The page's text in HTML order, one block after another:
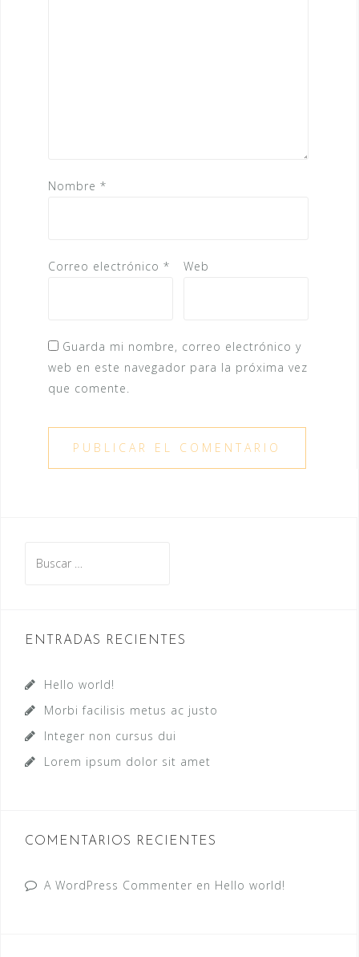
Nombre *
Correo electrónico * Web
Guarda mi nombre, correo electrónico y
web en este navegador para la próxima vez
que comente.
ENTRADAS RECIENTES
Hello world!
Morbi facilisis metus ac justo
Integer non cursus dui
Lorem ipsum dolor sit amet
COMENTARIOS RECIENTES
A WordPress Commenter en Hello world!